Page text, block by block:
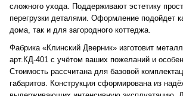
сложного ухода. Поддерживают эстетику
перегрузки деталями. Оформление подойдет
дома, так и для загородного коттеджа.
Фабрика «Клинский Дверник» изготовит
арт.КД-401 с учётом ваших пожеланий и
Стоимость рассчитана для базовой
габаритов. Конструкция сформирована из